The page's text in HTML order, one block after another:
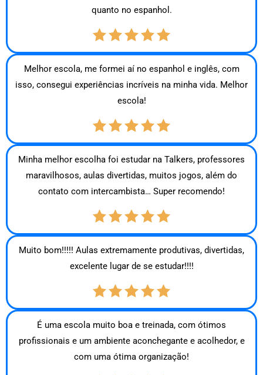
quanto no espanhol.
Melhor escola, me formei aí no espanhol e inglês, com
isso, consegui experiências incríveis na minha vida. Melhor
escola!
Minha melhor escolha foi estudar na Talkers, professores
maravilhosos, aulas divertidas, muitos jogos, além do
contato com intercambista… Super recomendo!
Muito bom!!!!! Aulas extremamente produtivas, divertidas,
excelente lugar de se estudar!!!!
É uma escola muito boa e treinada, com ótimos
profissionais e um ambiente aconchegante e acolhedor, e
com uma ótima organização!